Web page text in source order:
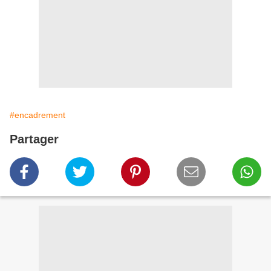
#encadrement
Partager